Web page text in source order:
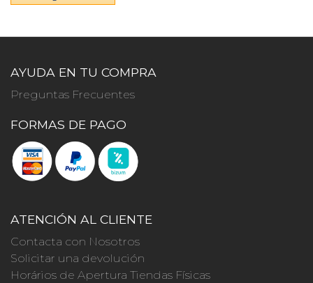
AYUDA EN TU COMPRA
Preguntas Frecuentes
FORMAS DE PAGO
ATENCIÓN AL CLIENTE
Contacta con Nosotros
Solicitar una devolución
Horários de Apertura Tiendas Físicas